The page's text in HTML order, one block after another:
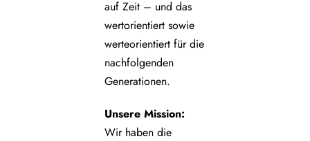
auf Zeit – und das
wertorientiert sowie
werteorientiert für die
nachfolgenden
Generationen.
Unsere Mission:
Wir haben die